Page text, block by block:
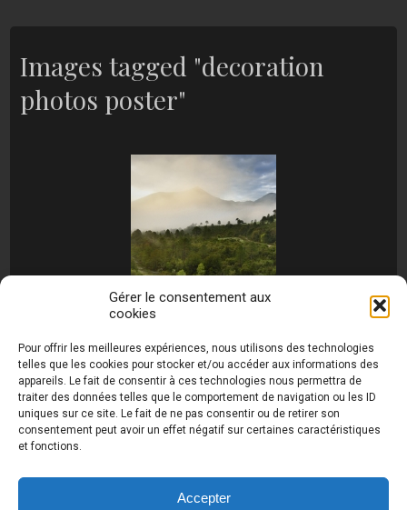
Gérer le consentement aux
cookies
Pour offrir les meilleures expériences, nous utilisons des technologies
telles que les cookies pour stocker et/ou accéder aux informations des
appareils. Le fait de consentir à ces technologies nous permettra de
traiter des données telles que le comportement de navigation ou les ID
uniques sur ce site. Le fait de ne pas consentir ou de retirer son
consentement peut avoir un effet négatif sur certaines caractéristiques
et fonctions.
Accepter
Images tagged "decoration
photos poster"
raynaud.com ©
Toutes les photos de ce site sont